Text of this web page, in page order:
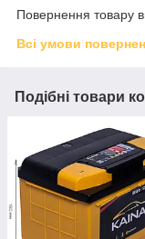
Повернення товару
Всі умови
Подібні товари